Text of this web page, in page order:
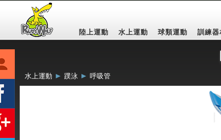
陸上運動 水上運動 球類運動 訓練
水上運動 ► 蹼泳 ► 呼吸管